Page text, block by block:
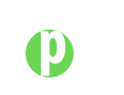
Inhalt
springen